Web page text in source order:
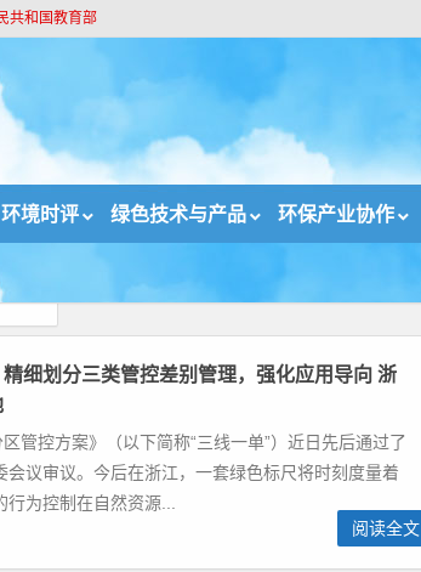
共和国教育部
环境时评 绿色技术与产品 环保产业协作
细划分三类管控差别管理，强化应用导向 浙
区管控方案》（以下简称“三线一单”）近日先后通过了
会议审议。今后在浙江，一套绿色标尺将时刻度量着
为控制在自然资源...
阅读全文